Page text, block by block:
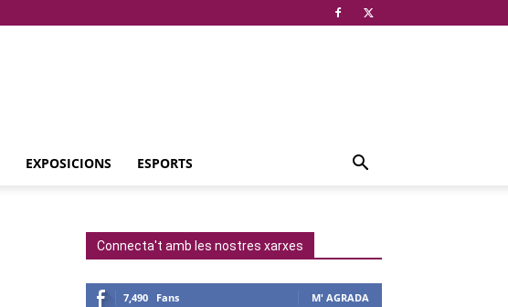
EXPOSICIONS ESPORTS
Connecta't amb les nostres xarxes
7,490 Fans M' AGRADA